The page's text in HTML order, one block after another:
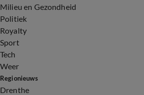
Milieu en Gezondheid
Politiek
Royalty
Sport
Tech
Weer
Regionieuws
Drenthe